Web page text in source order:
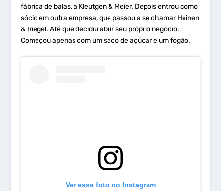
fábrica de balas, a Kleutgen & Meier. Depois entrou como
sócio em outra empresa, que passou a se chamar Heinen
& Riegel. Até que decidiu abrir seu próprio negócio.
Começou apenas com um saco de açúcar e um fogão.
Ver essa foto no Instagram